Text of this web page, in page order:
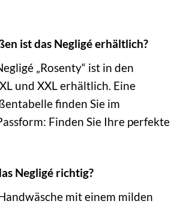
ist das Negligé erhältlich?
„Rosenty“ ist in den
und XXL erhältlich. Eine
finden Sie im
Finden Sie Ihre perfekte
Negligé richtig?
mit einem milden